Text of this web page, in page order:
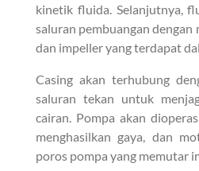
kinetik fluida. Selanjutnya,
saluran pembuangan dengan
dan impeller yang terdapat
Casing akan terhubung
saluran tekan untuk
cairan. Pompa akan
menghasilkan gaya, dan
poros pompa yang memutar